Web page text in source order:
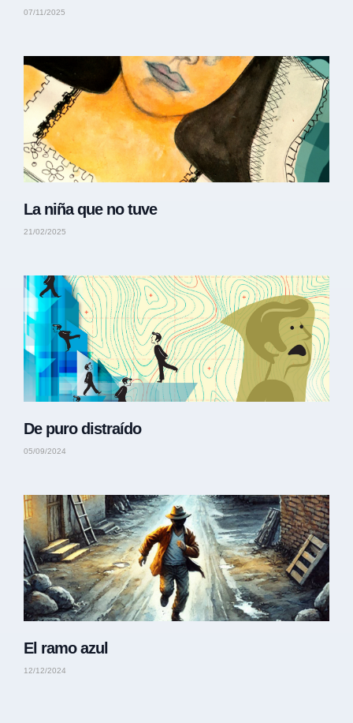
07/11/2025
La niña que no tuve
21/02/2025
De puro distraído
05/09/2024
El ramo azul
12/12/2024